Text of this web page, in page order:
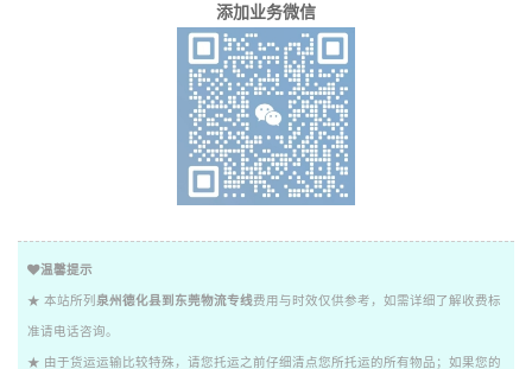
添加业务微信
温馨提示
★ 本站所列 泉州德化县到东莞物流专线费用与时效仅供参考，如需详细了解收费标
准请电话咨询。
★ 由于货运运输比较特殊，请您托运之前仔细清点您所托运的所有物品；如果您的